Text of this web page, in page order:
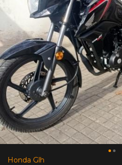
Honda Glh